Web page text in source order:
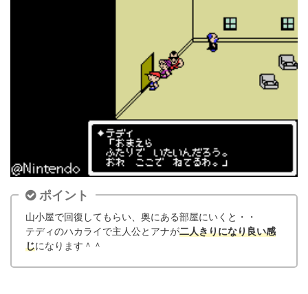
ポイント
山小屋で回復してもらい、奥にある部屋にいくと・・
テディのハカライで主人公とアナが二人きりになり良い感
じになります＾＾